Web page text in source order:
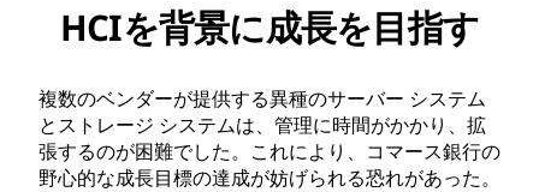
HCIを背景に成長を目指す
複数のベンダーが提供する異種のサーバー システム
とストレージ システムは、管理に時間がかかり、拡
張するのが困難でした。これにより、コマース銀行の
野心的な成長目標の達成が妨げられる恐れがあった。